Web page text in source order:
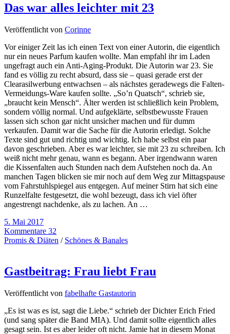
Das war alles leichter mit 23
Veröffentlicht von Corinne
Vor einiger Zeit las ich einen Text von einer Autorin, die eigentlich
nur ein neues Parfum kaufen wollte. Man empfahl ihr im Laden
ungefragt auch ein Anti-Aging-Produkt. Die Autorin war 23. Sie
fand es völlig zu recht absurd, dass sie – quasi gerade erst der
Clearasilwerbung entwachsen – als nächstes geradewegs die Falten-
Vermeidungs-Ware kaufen sollte. „So’n Quatsch“, schrieb sie,
„braucht kein Mensch“. Älter werden ist schließlich kein Problem,
sondern völlig normal. Und aufgeklärte, selbstbewusste Frauen
lassen sich schon gar nicht unsicher machen und für dumm
verkaufen. Damit war die Sache für die Autorin erledigt. Solche
Texte sind gut und richtig und wichtig. Ich habe selbst ein paar
davon geschrieben. Aber es war leichter, sie mit 23 zu schreiben. Ich
weiß nicht mehr genau, wann es begann. Aber irgendwann waren
die Kissenfalten auch Stunden nach dem Aufstehen noch da. An
manchen Tagen blicken sie mir noch auf dem Weg zur Mittagspause
vom Fahrstuhlspiegel aus entgegen. Auf meiner Stirn hat sich eine
Runzelfalte festgesetzt, die wohl bezeugt, dass ich viel öfter
angestrengt nachdenke, als zu lachen. An …
5. Mai 2017
Kommentare 32
Promis & Diäten / Schönes & Banales
Gastbeitrag: Frau liebt Frau
Veröffentlicht von fabelhafte Gastautorin
„Es ist was es ist, sagt die Liebe.“ schrieb der Dichter Erich Fried
(und sang später die Band MIA). Und damit sollte eigentlich alles
gesagt sein. Ist es aber leider oft nicht. Jamie hat in diesem Monat